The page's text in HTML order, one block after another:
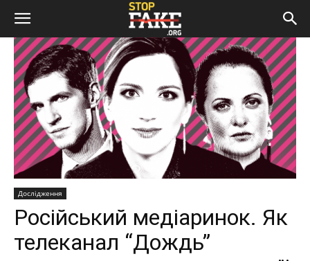
Дослідження
Російський медіаринок. Як
телеканал “Дождь”